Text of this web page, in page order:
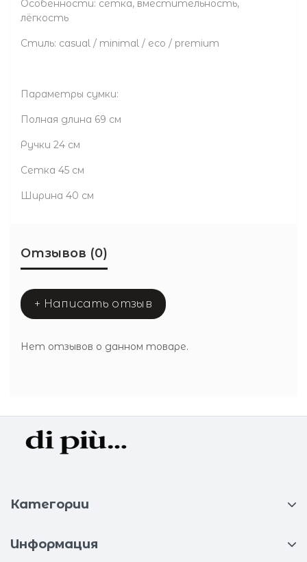
Особенности: сетка, вместительность,
лёгкость
Стиль: casual / minimal / eco / premium
Параметры сумки:
Полная длина 69 см
Ручки 24 см
Сетка 45 см
Ширина 40 см
Отзывов (0)
+ Написать отзыв
Нет отзывов о данном товаре.
Категории
Информация